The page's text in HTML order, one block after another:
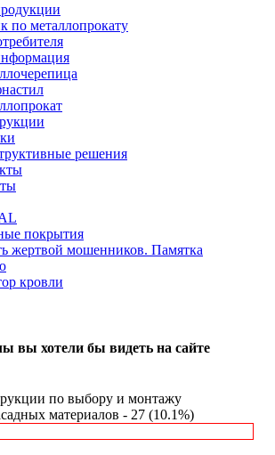
по металлопрокату
решения
покрытия
жертвой мошенников. Памятка
кровли
вы хотели бы видеть на сайте
по выбору и монтажу
материалов - 27 (10.1%)